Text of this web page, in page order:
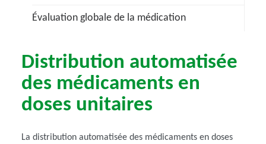
Évaluation globale de la médication
Distribution automatisée
des médicaments en
doses unitaires
La distribution automatisée des médicaments en doses